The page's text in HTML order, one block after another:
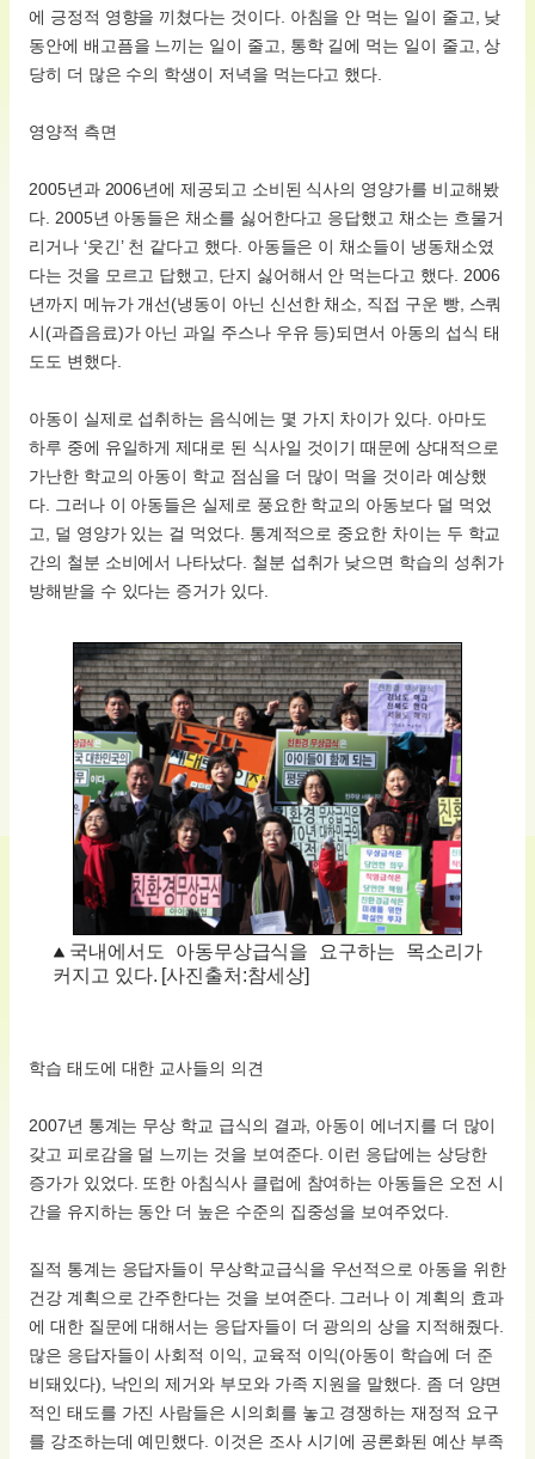
에 긍정적 영향을 끼쳤다는 것이다. 아침을 안 먹는 일이 줄고, 낮
동안에 배고픔을 느끼는 일이 줄고, 통학 길에 먹는 일이 줄고, 상
당히 더 많은 수의 학생이 저녁을 먹는다고 했다.
영양적 측면
2005년과 2006년에 제공되고 소비된 식사의 영양가를 비교해봤
다. 2005년 아동들은 채소를 싫어한다고 응답했고 채소는 흐물거
리거나 ‘웃긴’ 천 같다고 했다. 아동들은 이 채소들이 냉동채소였
다는 것을 모르고 답했고, 단지 싫어해서 안 먹는다고 했다. 2006
년까지 메뉴가 개선(냉동이 아닌 신선한 채소, 직접 구운 빵, 스쿼
시(과즙음료)가 아닌 과일 주스나 우유 등)되면서 아동의 섭식 태
도도 변했다.
아동이 실제로 섭취하는 음식에는 몇 가지 차이가 있다. 아마도
하루 중에 유일하게 제대로 된 식사일 것이기 때문에 상대적으로
가난한 학교의 아동이 학교 점심을 더 많이 먹을 것이라 예상했
다. 그러나 이 아동들은 실제로 풍요한 학교의 아동보다 덜 먹었
고, 덜 영양가 있는 걸 먹었다. 통계적으로 중요한 차이는 두 학교
간의 철분 소비에서 나타났다. 철분 섭취가 낮으면 학습의 성취가
방해받을 수 있다는 증거가 있다.
국내에서도 아동무상급식을 요구하는 목소리가
커지고 있다. [사진출처:참세상]
학습 태도에 대한 교사들의 의견
2007년 통계는 무상 학교 급식의 결과, 아동이 에너지를 더 많이
갖고 피로감을 덜 느끼는 것을 보여준다. 이런 응답에는 상당한
증가가 있었다. 또한 아침식사 클럽에 참여하는 아동들은 오전 시
간을 유지하는 동안 더 높은 수준의 집중성을 보여주었다.
질적 통계는 응답자들이 무상학교급식을 우선적으로 아동을 위한
건강 계획으로 간주한다는 것을 보여준다. 그러나 이 계획의 효과
에 대한 질문에 대해서는 응답자들이 더 광의의 상을 지적해줬다.
많은 응답자들이 사회적 이익, 교육적 이익(아동이 학습에 더 준
비돼있다), 낙인의 제거와 부모와 가족 지원을 말했다. 좀 더 양면
적인 태도를 가진 사람들은 시의회를 놓고 경쟁하는 재정적 요구
를 강조하는데 예민했다. 이것은 조사 시기에 공론화된 예산 부족